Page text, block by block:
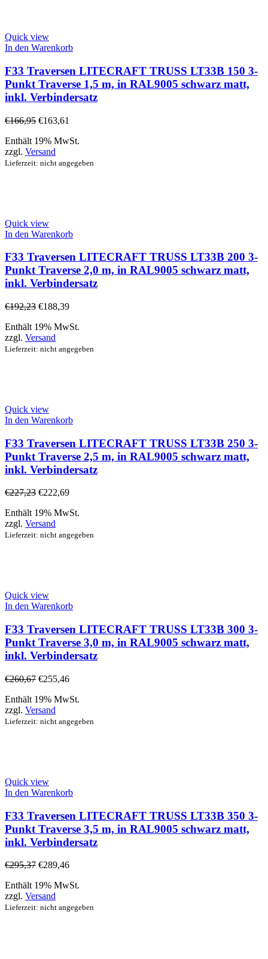
Quick view
In den Warenkorb
F33 Traversen LITECRAFT TRUSS LT33B 150 3-
Punkt Traverse 1,5 m, in RAL9005 schwarz matt,
inkl. Verbindersatz
€166,95 €163,61
Enthält 19% MwSt.
zzgl. Versand
Lieferzeit: nicht angegeben
Quick view
In den Warenkorb
F33 Traversen LITECRAFT TRUSS LT33B 200 3-
Punkt Traverse 2,0 m, in RAL9005 schwarz matt,
inkl. Verbindersatz
€192,23 €188,39
Enthält 19% MwSt.
zzgl. Versand
Lieferzeit: nicht angegeben
Quick view
In den Warenkorb
F33 Traversen LITECRAFT TRUSS LT33B 250 3-
Punkt Traverse 2,5 m, in RAL9005 schwarz matt,
inkl. Verbindersatz
€227,23 €222,69
Enthält 19% MwSt.
zzgl. Versand
Lieferzeit: nicht angegeben
Quick view
In den Warenkorb
F33 Traversen LITECRAFT TRUSS LT33B 300 3-
Punkt Traverse 3,0 m, in RAL9005 schwarz matt,
inkl. Verbindersatz
€260,67 €255,46
Enthält 19% MwSt.
zzgl. Versand
Lieferzeit: nicht angegeben
Quick view
In den Warenkorb
F33 Traversen LITECRAFT TRUSS LT33B 350 3-
Punkt Traverse 3,5 m, in RAL9005 schwarz matt,
inkl. Verbindersatz
€295,37 €289,46
Enthält 19% MwSt.
zzgl. Versand
Lieferzeit: nicht angegeben